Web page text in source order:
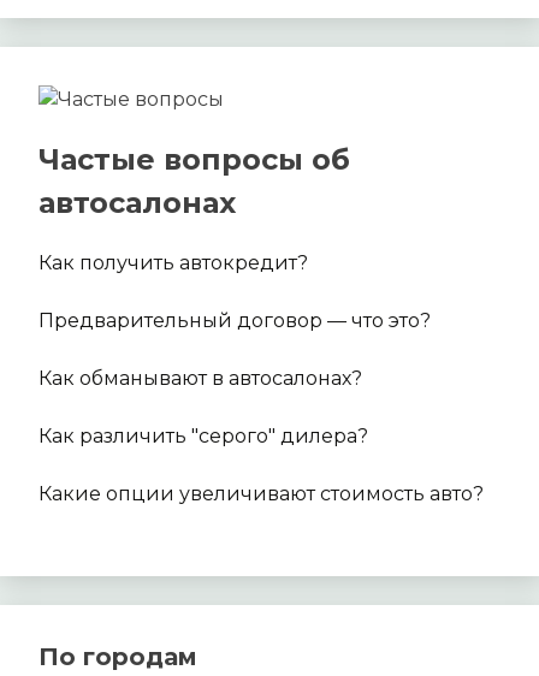
Частые вопросы об
автосалонах
Как получить автокредит?
Предварительный договор — что это?
Как обманывают в автосалонах?
Как различить "серого" дилера?
Какие опции увеличивают стоимость авто?
По городам